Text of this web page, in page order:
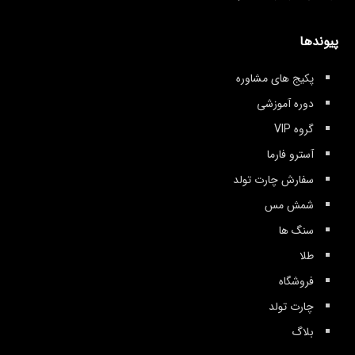
پیوندها
پکیج های مشاوره
دوره آموزشی
گروه VIP
آسترو فارما
سفارش چارت تولد
شمش مس
سنگ ها
طلا
فروشگاه
چارت تولد
بلاگ